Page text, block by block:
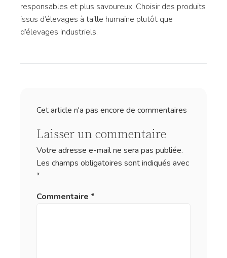
responsables et plus savoureux. Choisir des produits
issus d’élevages à taille humaine plutôt que
d’élevages industriels.
Cet article n'a pas encore de commentaires
Laisser un commentaire
Votre adresse e-mail ne sera pas publiée.
Les champs obligatoires sont indiqués avec
*
Commentaire *